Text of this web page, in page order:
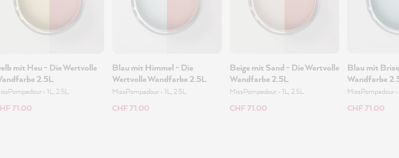
mit Heu - Die Wertvolle
2.5L
• 1L, 2.5L
71.00
Blau mit Himmel - Die
Wertvolle Wandfarbe 2.5L
MissPompadour • 1L, 2.5L
CHF 71.00
Beige mit Sand - Die Wertvolle
Wandfarbe 2.5L
MissPompadour • 1L, 2.5L
CHF 71.00
Blau mit
Wandfarbe
MissPompadour •
CHF 71.00